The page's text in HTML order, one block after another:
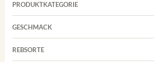
PRODUKTKATEGORIE
Cuvées
Rosé
GESCHMACK
Trocken
REBSORTE